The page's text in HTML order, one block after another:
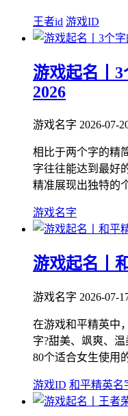
王者id 游戏ID
游戏起名丨
2026
游戏名字 2026-07-
相比于两个字的精
字往往能达到最
精准展现出独特的
游戏名字
游戏起名丨
游戏名字 2026-07-
在游戏和平精英中
字?甜美、飒爽、
80个适合女生使用
游戏ID 和平精英名